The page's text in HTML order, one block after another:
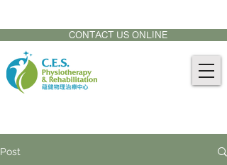
CONTACT US ONLINE
Post